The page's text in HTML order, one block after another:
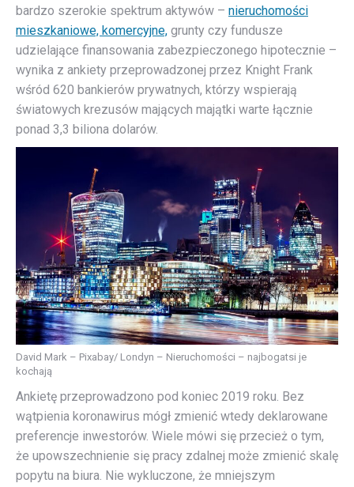
bardzo szerokie spektrum aktywów – nieruchomości
mieszkaniowe, komercyjne, grunty czy fundusze
udzielające finansowania zabezpieczonego hipotecznie –
wynika z ankiety przeprowadzonej przez Knight Frank
wśród 620 bankierów prywatnych, którzy wspierają
światowych krezusów mających majątki warte łącznie
ponad 3,3 biliona dolarów.
David Mark – Pixabay/ Londyn – Nieruchomości – najbogatsi je
kochają
Ankietę przeprowadzono pod koniec 2019 roku. Bez
wątpienia koronawirus mógł zmienić wtedy deklarowane
preferencje inwestorów. Wiele mówi się przecież o tym,
że upowszechnienie się pracy zdalnej może zmienić skalę
popytu na biura. Nie wykluczone, że mniejszym